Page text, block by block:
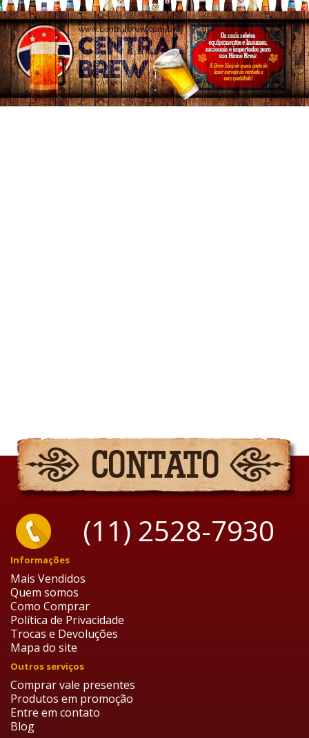
(11) 2528-7930
Informações
Mais Vendidos
Quem somos
Como Comprar
Política de Privacidade
Trocas e Devoluções
Mapa do site
Outros serviços
Comprar vale presentes
Produtos em promoção
Entre em contato
Blog